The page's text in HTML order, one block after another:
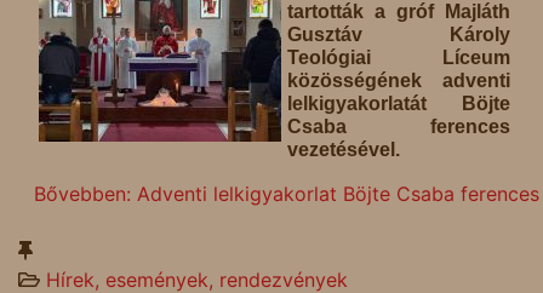
tartották a gróf Majláth
Gusztáv Károly
Teológiai Líceum
közösségének adventi
lelkigyakorlatát Böjte
Csaba ferences
vezetésével.
Bővebben: Adventi lelkigyakorlat Böjte Csaba
Hírek, események, rendezvények